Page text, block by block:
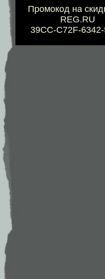
Промокод на
REG.RU
39CC-C72F-